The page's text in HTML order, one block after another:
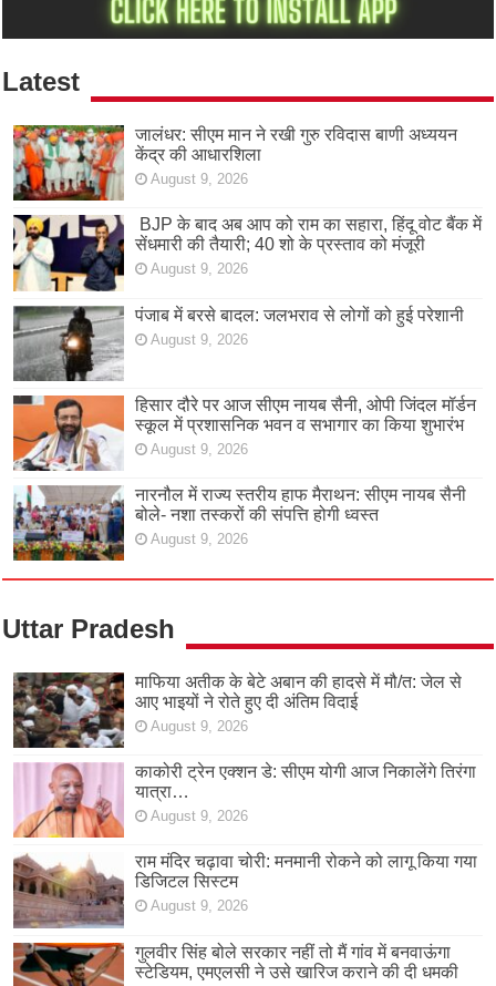
Latest
जालंधर: सीएम मान ने रखी गुरु रविदास बाणी अध्ययन
केंद्र की आधारशिला
August 9, 2026
BJP के बाद अब आप को राम का सहारा, हिंदू वोट बैंक में
सेंधमारी की तैयारी; 40 शो के प्रस्ताव को मंजूरी
August 9, 2026
पंजाब में बरसे बादल: जलभराव से लोगों को हुई परेशानी
August 9, 2026
हिसार दौरे पर आज सीएम नायब सैनी, ओपी जिंदल मॉर्डन
स्कूल में प्रशासनिक भवन व सभागार का किया शुभारंभ
August 9, 2026
नारनौल में राज्य स्तरीय हाफ मैराथन: सीएम नायब सैनी
बोले- नशा तस्करों की संपत्ति होगी ध्वस्त
August 9, 2026
Uttar Pradesh
माफिया अतीक के बेटे अबान की हादसे में मौ/त: जेल से
आए भाइयों ने रोते हुए दी अंतिम विदाई
August 9, 2026
काकोरी ट्रेन एक्शन डे: सीएम योगी आज निकालेंगे तिरंगा
यात्रा…
August 9, 2026
राम मंदिर चढ़ावा चोरी: मनमानी रोकने को लागू किया गया
डिजिटल सिस्टम
August 9, 2026
गुलवीर सिंह बोले सरकार नहीं तो मैं गांव में बनवाऊंगा
स्टेडियम, एमएलसी ने उसे खारिज कराने की दी धमकी